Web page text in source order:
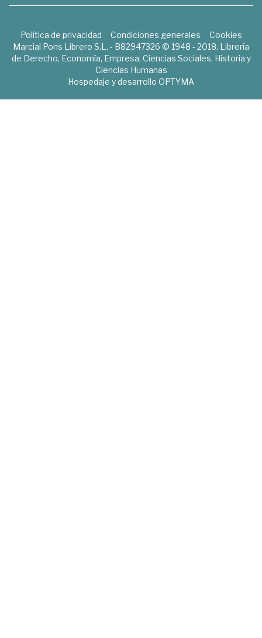
Política de privacidad Condiciones generales
Cookies
Marcial Pons Librero S.L. - B82947326 © 1948 - 2018. Librería
de Derecho, Economía, Empresa, Ciencias Sociales, Historia y
Ciencias Humanas
Hospedaje y desarrollo OPTYMA